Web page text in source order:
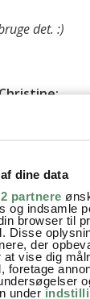
dine data
partnere
og indsamle
browser til
Disse
der
at vise dig
foretage
under
det. :)
:
:
interessant.